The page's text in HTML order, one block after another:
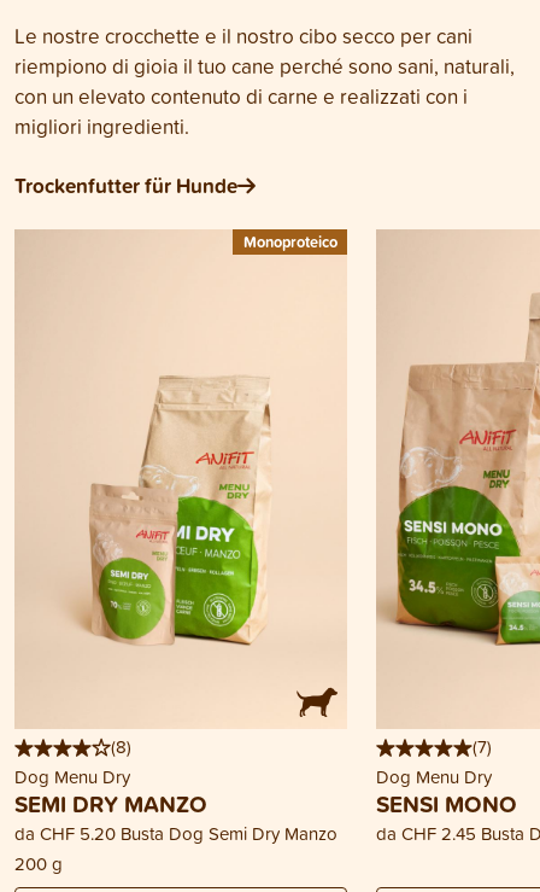
Le nostre crocchette e il nostro cibo secco per cani
riempiono di gioia il tuo cane perché sono sani, naturali,
con un elevato contenuto di carne e realizzati con i
migliori ingredienti.
Trockenfutter für Hunde
Monoproteico
(8)
Dog Menu Dry
SEMI DRY MANZO
da CHF 5.20 Busta Dog Semi Dry Manzo
200 g
(7)
Dog Menu Dry
SENSI MONO
da CHF 2.45 Busta